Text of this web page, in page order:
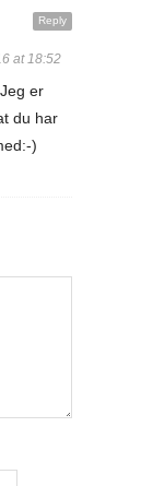
Reply
at 18:52
er
du har
)